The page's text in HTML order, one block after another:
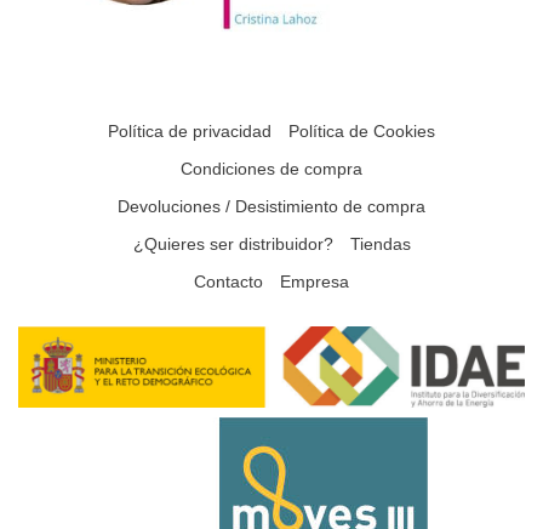
Política de privacidad
Política de Cookies
Condiciones de compra
Devoluciones / Desistimiento de compra
¿Quieres ser distribuidor?
Tiendas
Contacto
Empresa